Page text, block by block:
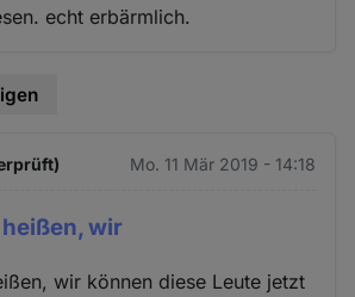
echt erbärmlich.
Mo. 11 Mär 2019 - 14:18
wir
wir können diese Leute jetzt